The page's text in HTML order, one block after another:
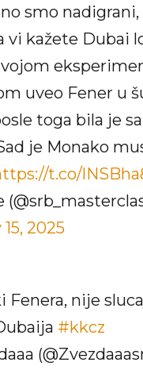
smo nadigrani,
vi kažete Dubai
uveo Fener u
toga bila je
je Monako
t.co/
2025
Fenera, nije
#kkcz